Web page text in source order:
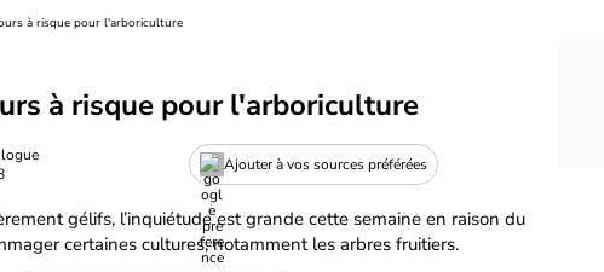
à risque pour l'arboriculture
à risque pour l'arboriculture
Ajouter à vos sources préférées
gélifs, l’inquiétude est grande cette semaine en raison du
certaines cultures, notamment les arbres fruitiers.